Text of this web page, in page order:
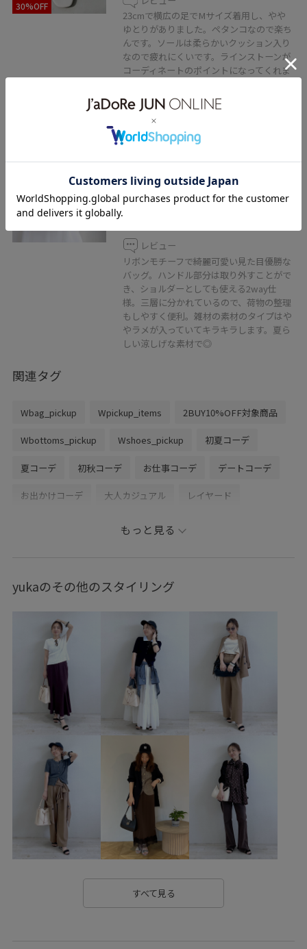
30%OFF
23cmで横広の足でMサイズ着用し、やや
ゆとりがありました。ペタンコなので楽ち
んです。ソールは柔らかいクッション入り
なので疲れにくいです。ラインストーンが
コーディネートのポイントになってくれま
VIS
カゴバッグ
ブラック系 / F
レビュー
リボンモチーフで綺麗可愛い見た目優勝な
バッグ。ハンドル部分は取り外すことがで
き、ショルダーとしても使える2way仕
様。三層に分かれているので、荷物の整理
もしやすく便利。雑材の素材のタイプはや
やラメが入っていてキラキラします。夏ら
しい涼しげな素材で◎
関連タグ
Wbag_pickup Wpickup_items 2BUY10%OFF対象商品
Wbottoms_pickup Wshoes_pickup 初夏コーデ
夏コーデ 初秋コーデ お仕事コーデ デートコーデ
お出かけコーデ 大人カジュアル レイヤード
カジュアルコーデ
ノーマル 低身長 トップス
ショルダーバッグ サンダル
BVA16030 BVM16510 BVV36100
BVX46040 26officecasual 26_summervaluestyle
hellokitty_vis
vis_26ss_summergoods vis_26ss_summertops
vis_julytops vis_okazakisae_june vis_okazakisae_may
vis_shikanoma VIS_smallsize Wtops_pickup
おしりが隠れる お手入れしやすい
お気に入りアイテム_pickup きちんと感 きれいめ
もっと見る
yukaのその他のスタイリング
すべて見る